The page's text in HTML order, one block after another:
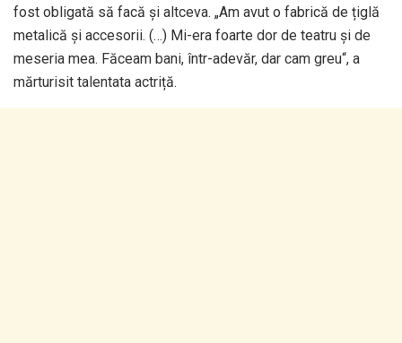
fost obligată să facă și altceva. „Am avut o fabrică de țiglă
metalică și accesorii. (…) Mi-era foarte dor de teatru și de
meseria mea. Făceam bani, într-adevăr, dar cam greu“, a
mărturisit talentata actriță.